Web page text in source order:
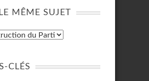
MÊME SUJET
CLÉS